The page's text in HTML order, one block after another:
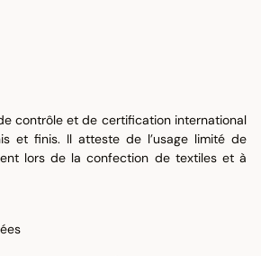
contrôle et de certification international
et finis. Il atteste de l’usage limité de
lors de la confection de textiles et à